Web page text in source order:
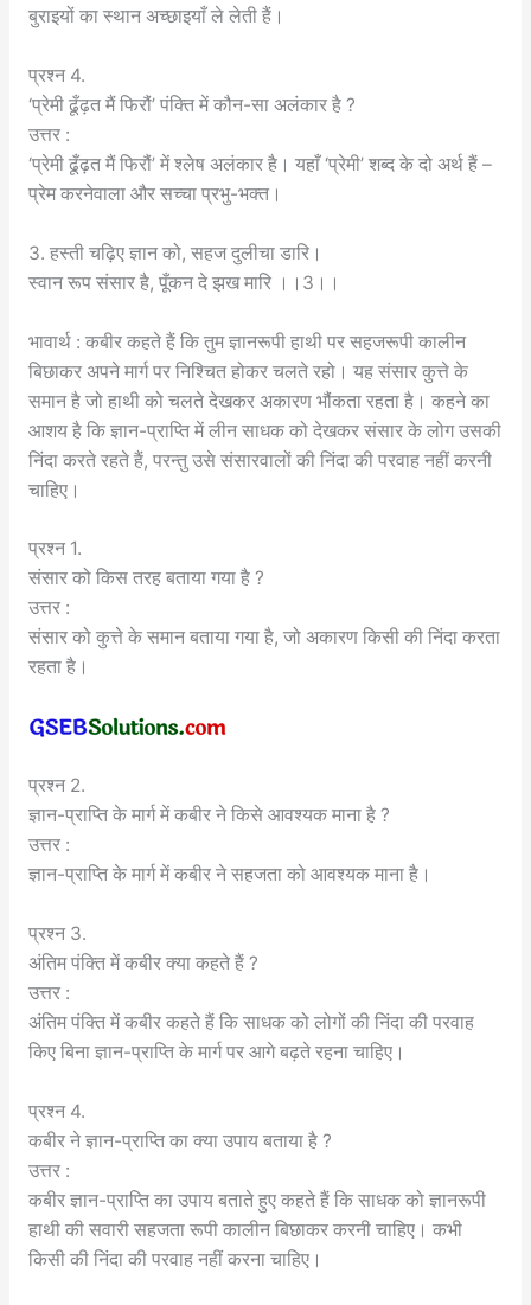
बुराइयों का स्थान अच्छाइयाँ ले लेती हैं।
प्रश्न 4.
‘प्रेमी ढूँढ़त मैं फिरौं’ पंक्ति में कौन-सा अलंकार है ?
उत्तर :
‘प्रेमी ढूँढ़त मैं फिरौं’ में श्लेष अलंकार है। यहाँ ‘प्रेमी’ शब्द के दो अर्थ हैं –
प्रेम करनेवाला और सच्चा प्रभु-भक्त।
3. हस्ती चढ़िए ज्ञान को, सहज दुलीचा डारि।
स्वान रूप संसार है, पूँकन दे झख मारि ।।3।।
भावार्थ : कबीर कहते हैं कि तुम ज्ञानरूपी हाथी पर सहजरूपी कालीन
बिछाकर अपने मार्ग पर निश्चित होकर चलते रहो। यह संसार कुत्ते के
समान है जो हाथी को चलते देखकर अकारण भौंकता रहता है। कहने का
आशय है कि ज्ञान-प्राप्ति में लीन साधक को देखकर संसार के लोग उसकी
निंदा करते रहते हैं, परन्तु उसे संसारवालों की निंदा की परवाह नहीं करनी
चाहिए।
प्रश्न 1.
संसार को किस तरह बताया गया है ?
उत्तर :
संसार को कुत्ते के समान बताया गया है, जो अकारण किसी की निंदा करता
रहता है।
प्रश्न 2.
ज्ञान-प्राप्ति के मार्ग में कबीर ने किसे आवश्यक माना है ?
उत्तर :
ज्ञान-प्राप्ति के मार्ग में कबीर ने सहजता को आवश्यक माना है।
प्रश्न 3.
अंतिम पंक्ति में कबीर क्या कहते हैं ?
उत्तर :
अंतिम पंक्ति में कबीर कहते हैं कि साधक को लोगों की निंदा की परवाह
किए बिना ज्ञान-प्राप्ति के मार्ग पर आगे बढ़ते रहना चाहिए।
प्रश्न 4.
कबीर ने ज्ञान-प्राप्ति का क्या उपाय बताया है ?
उत्तर :
कबीर ज्ञान-प्राप्ति का उपाय बताते हुए कहते हैं कि साधक को ज्ञानरूपी
हाथी की सवारी सहजता रूपी कालीन बिछाकर करनी चाहिए। कभी
किसी की निंदा की परवाह नहीं करना चाहिए।